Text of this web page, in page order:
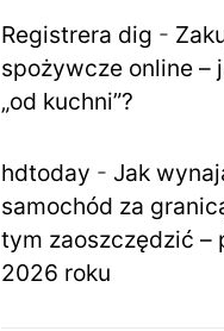
Registrera dig -
spożywcze online –
„od kuchni”?
hdtoday - Jak
samochód za
tym zaoszczędzić –
2026 roku